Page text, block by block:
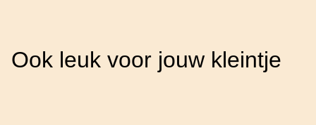
Ook leuk voor jouw kleintje